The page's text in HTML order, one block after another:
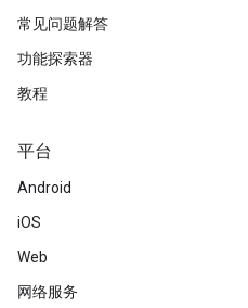
常见问题解答
功能探索器
教程
平台
Android
iOS
Web
网络服务